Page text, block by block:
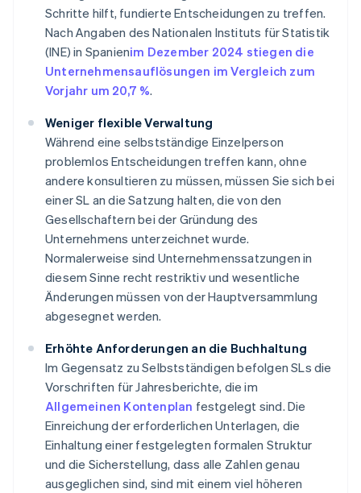
Schritte hilft, fundierte Entscheidungen zu treffen.
Nach Angaben des Nationalen Instituts für Statistik
(INE) in Spanienim Dezember 2024 stiegen die
Unternehmensauflösungen im Vergleich zum
Vorjahr um 20,7 %.
Weniger flexible Verwaltung
Während eine selbstständige Einzelperson
problemlos Entscheidungen treffen kann, ohne
andere konsultieren zu müssen, müssen Sie sich bei
einer SL an die Satzung halten, die von den
Gesellschaftern bei der Gründung des
Unternehmens unterzeichnet wurde.
Normalerweise sind Unternehmenssatzungen in
diesem Sinne recht restriktiv und wesentliche
Änderungen müssen von der Hauptversammlung
abgesegnet werden.
Erhöhte Anforderungen an die Buchhaltung
Im Gegensatz zu Selbstständigen befolgen SLs die
Vorschriften für Jahresberichte, die im
Allgemeinen Kontenplan festgelegt sind. Die
Einreichung der erforderlichen Unterlagen, die
Einhaltung einer festgelegten formalen Struktur
und die Sicherstellung, dass alle Zahlen genau
ausgeglichen sind, sind mit einem viel höheren